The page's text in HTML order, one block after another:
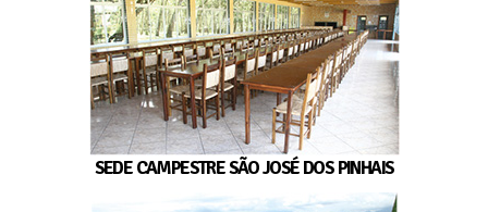
SEDE CAMPESTRE SÃO JOSÉ DOS PINHAIS